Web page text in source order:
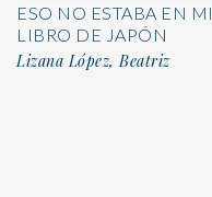
ESO NO ESTABA EN MI
LIBRO DE JAPÓN
Lizana López, Beatriz